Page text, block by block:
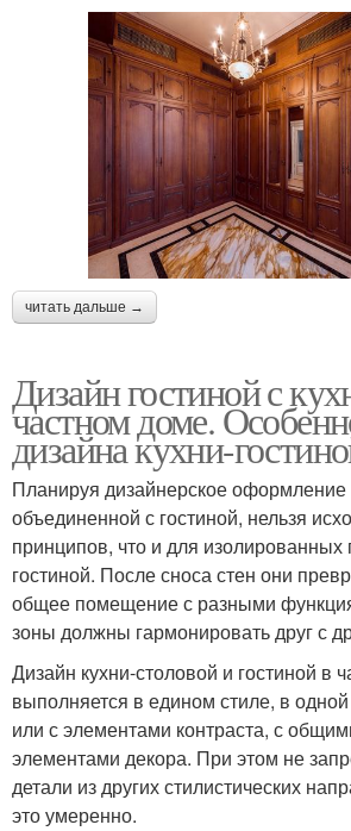
читать дальше →
Дизайн гостиной с
частном доме.
дизайна кухни-
Планируя дизайнерское оформление
объединенной с гостиной, нельзя
принципов, что и для
гостиной. После сноса стен они
общее помещение с разными
зоны должны гармонировать друг с
Дизайн кухни-столовой и гостиной в
выполняется в едином стиле, в
или с элементами контраста, с
элементами декора. При этом не
детали из других стилистических
это умеренно.